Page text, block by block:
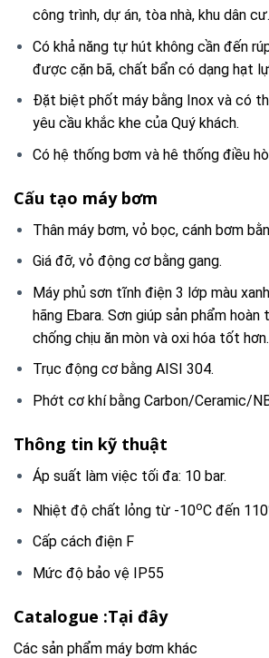
công trình, dự án, tòa nhà, khu dân cư.
Có khả năng tự hút không cần đến
được cặn bã, chất bẩn có dạng hạt
Đặt biệt phốt máy bằng Inox và có
yêu cầu khắc khe của Quý khách.
Có hệ thống bơm và hê thống điều
Cấu tạo máy bơm
Thân máy bơm, vỏ bọc, cánh bơm
Giá đỡ, vỏ động cơ bằng gang.
Máy phủ sơn tĩnh điện 3 lớp màu
hãng Ebara. Sơn giúp sản phẩm hoàn
chống chịu ăn mòn và oxi hóa tốt hơn.
Trục động cơ bằng AISI 304.
Phớt cơ khí bằng Carbon/Ceramic/
Thông tin kỹ thuật
Áp suất làm việc tối đa: 10 bar.
Nhiệt độ chất lỏng từ -10oC đến 110
Cấp cách điện F
Mức độ bảo vệ IP55
Catalogue :Tại đây
Các sản phẩm máy bơm khác